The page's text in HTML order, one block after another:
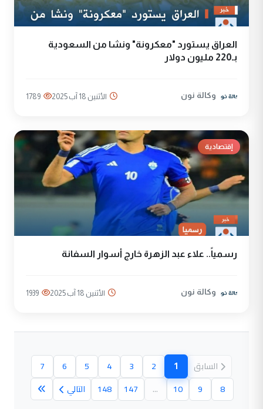
العراق يستورد "معكرونة" ونشا من السعودية
بـ220 مليون دولار
وكالة نون الأثنين 18 آب 2025 1789
إقتصادية
رسمياً.. علاء عبد الزهرة خارج أسوار السفانة
وكالة نون الأثنين 18 آب 2025 1939
السابق 1
(الصفحة الحالية)
2
3
4
5
6
7
8
9
10
...
147
148 التالي